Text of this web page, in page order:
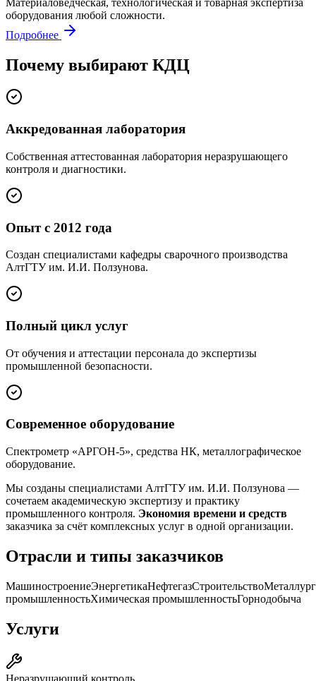
оборудования любой сложности.
Подробнее
Почему выбирают КДЦ
Аккредованная лаборатория
Собственная аттестованная лаборатория неразрушающего
контроля и диагностики.
Опыт с 2012 года
Создан специалистами кафедры сварочного производства
АлтГТУ им. И.И. Ползунова.
Полный цикл услуг
От обучения и аттестации персонала до экспертизы
промышленной безопасности.
Современное оборудование
Спектрометр «АРГОН-5», средства НК, металлографическое
оборудование.
Мы созданы специалистами АлтГТУ им. И.И. Ползунова —
сочетаем академическую экспертизу и практику
промышленного контроля. Экономия времени и средств
заказчика за счёт комплексных услуг в одной организации.
Отрасли и типы заказчиков
МашиностроениеЭнергетикаНефтегазСтроительство
промышленностьХимическая промышленностьГорнодобыча
Услуги
Неразрушающий контроль